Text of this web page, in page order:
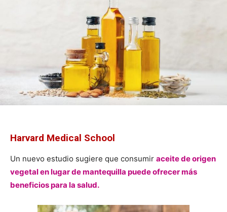
Harvard Medical School
Un nuevo estudio sugiere que consumir aceite de origen
vegetal en lugar de mantequilla puede ofrecer más
beneficios para la salud.